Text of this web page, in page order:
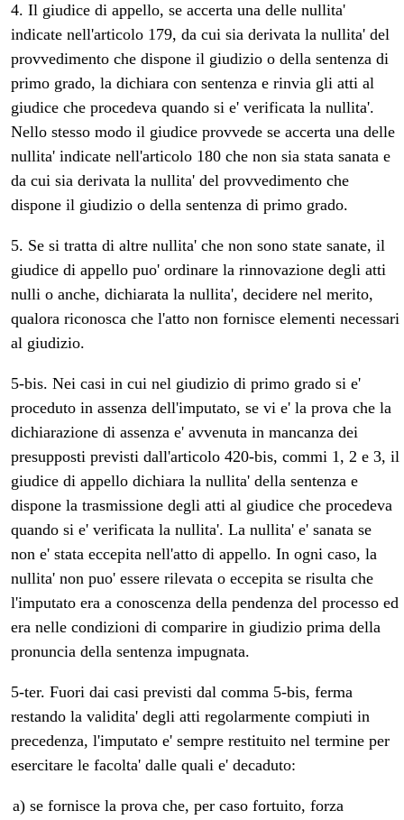
4. Il giudice di appello, se accerta una delle nullita'
indicate nell'articolo 179, da cui sia derivata la nullita' del
provvedimento che dispone il giudizio o della sentenza di
primo grado, la dichiara con sentenza e rinvia gli atti al
giudice che procedeva quando si e' verificata la nullita'.
Nello stesso modo il giudice provvede se accerta una delle
nullita' indicate nell'articolo 180 che non sia stata sanata e
da cui sia derivata la nullita' del provvedimento che
dispone il giudizio o della sentenza di primo grado.
5. Se si tratta di altre nullita' che non sono state sanate, il
giudice di appello puo' ordinare la rinnovazione degli atti
nulli o anche, dichiarata la nullita', decidere nel merito,
qualora riconosca che l'atto non fornisce elementi necessari
al giudizio.
5-bis. Nei casi in cui nel giudizio di primo grado si e'
proceduto in assenza dell'imputato, se vi e' la prova che la
dichiarazione di assenza e' avvenuta in mancanza dei
presupposti previsti dall'articolo 420-bis, commi 1, 2 e 3, il
giudice di appello dichiara la nullita' della sentenza e
dispone la trasmissione degli atti al giudice che procedeva
quando si e' verificata la nullita'. La nullita' e' sanata se
non e' stata eccepita nell'atto di appello. In ogni caso, la
nullita' non puo' essere rilevata o eccepita se risulta che
l'imputato era a conoscenza della pendenza del processo ed
era nelle condizioni di comparire in giudizio prima della
pronuncia della sentenza impugnata.
5-ter. Fuori dai casi previsti dal comma 5-bis, ferma
restando la validita' degli atti regolarmente compiuti in
precedenza, l'imputato e' sempre restituito nel termine per
esercitare le facolta' dalle quali e' decaduto:
a) se fornisce la prova che, per caso fortuito, forza